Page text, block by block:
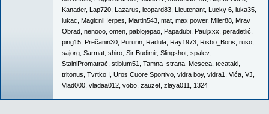
Kanader, Lap720 Lazarus leopard83 Lieutenant Lucky 6 luka35
lukac MagicniHerpes Martin543 mat max power, Miler88 Mrav
Obrad nenooo omen pablojepao Papadubi Pauljxxx peradetlić
ping15 Prečanin30 Pururin Radula Ray1973 Risbo_Boris ruso
sajorg Sarmat shiro Sir Budimir, Slingshot spalev,
StalniPromatrač stibium51 Tamna_strana_Meseca tecataki
tritonus Tvrtko I Uros Cuore Sportivo vidra boy, vidra1 Vića VJ
Vlad000 vladaa012 vobo zauzet zlaya011 1324